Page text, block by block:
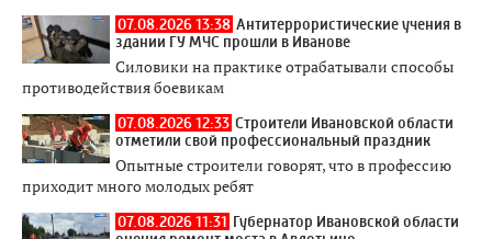
07.08.2026 13:38 Антитеррористические учения в
здании ГУ МЧС прошли в Иванове
Силовики на практике отрабатывали способы
противодействия боевикам
07.08.2026 12:33 Строители Ивановской области
отметили свой профессиональный праздник
Опытные строители говорят, что в профессию
приходит много молодых ребят
07.08.2026 11:31 Губернатор Ивановской области